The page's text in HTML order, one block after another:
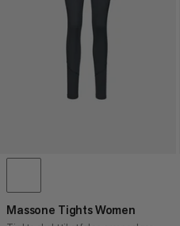
Massone Tights Women